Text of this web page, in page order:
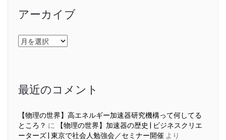
アーカイブ
ア
ー
最近のコメント
【物理の世界】高エネルギー加速器研究機構って何してる
ところ？ に
【物理の世界】加速器の歴史 | ビジネスクリエ
ーターズ | 東京で社会人勉強会／セミナー開催 より